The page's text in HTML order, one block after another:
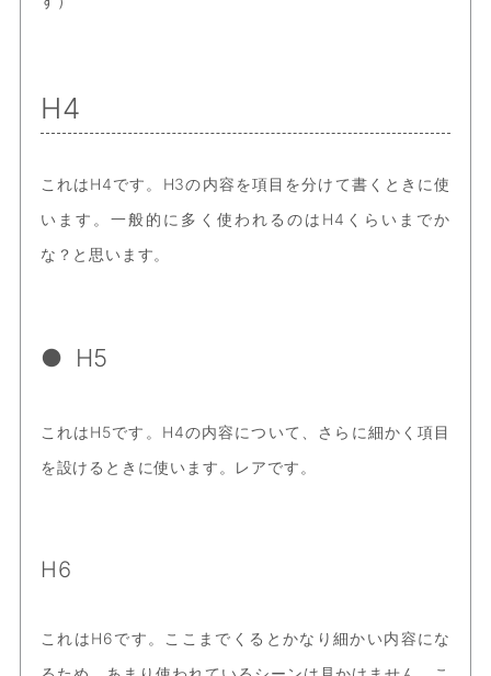
H4
これはH4です。H3の内容を項目を分けて書くときに使
います。一般的に多く使われるのはH4くらいまでか
な？と思います。
H5
これはH5です。H4の内容について、さらに細かく項目
を設けるときに使います。レアです。
H6
これはH6です。ここまでくるとかなり細かい内容にな